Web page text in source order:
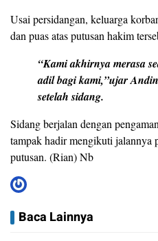
Usai persidangan, keluarga
dan puas atas putusan hakim
“Kami akhirnya merasa
adil bagi kami,”ujar
setelah sidang.
Sidang berjalan dengan
tampak hadir mengikuti jalannya
putusan. (Rian) Nb
Baca Lainnya